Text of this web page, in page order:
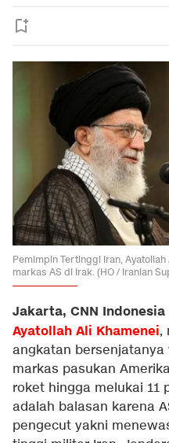
Pemimpin Tertinggi Iran,
markas AS di Irak. (HO / Iranian
Jakarta, CNN Indonesia
Ayatollah Ali Khamenei,
angkatan
markas pasukan
roket hingga melukai 11
adalah balasan karena
pengecut yakni